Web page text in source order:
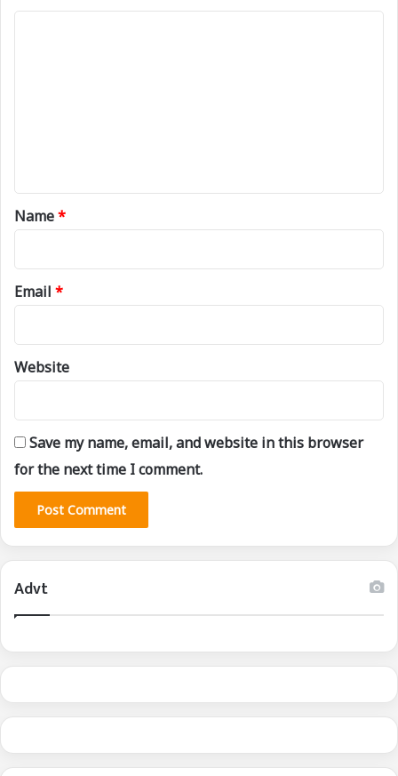
*
Name*
Email *
Website
Save my name, email, and website in this browser
for the next time I comment.
Advt